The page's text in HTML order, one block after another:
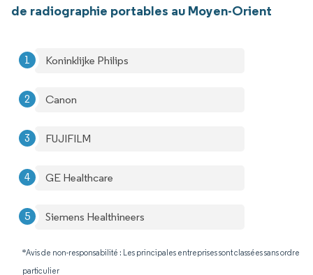
de radiographie portables au Moyen-Orient
Koninklijke Philips
Canon
FUJIFILM
GE Healthcare
Siemens Healthineers
*Avis de non-responsabilité : Les principales entreprises sont classées sans ordre
particulier